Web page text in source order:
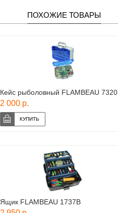
ПОХОЖИЕ ТОВАРЫ
Кейс рыболовный FLAMBEAU 7320
2 000 р.
Ящик FLAMBEAU 1737В